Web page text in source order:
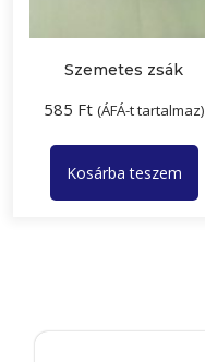
Szemetes zsák
585 Ft (ÁFÁ-t tartalmaz)
Kosárba teszem